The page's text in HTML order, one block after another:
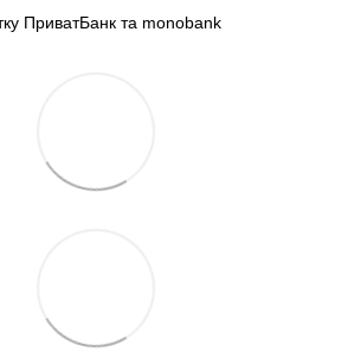
ПриватБанк та monobank